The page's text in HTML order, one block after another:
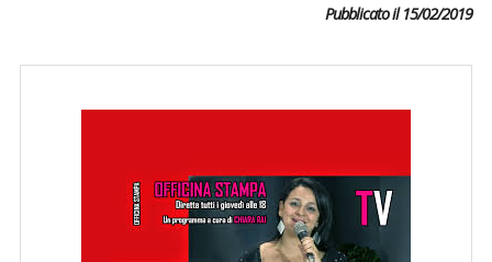
Pubblicato il 15/02/2019